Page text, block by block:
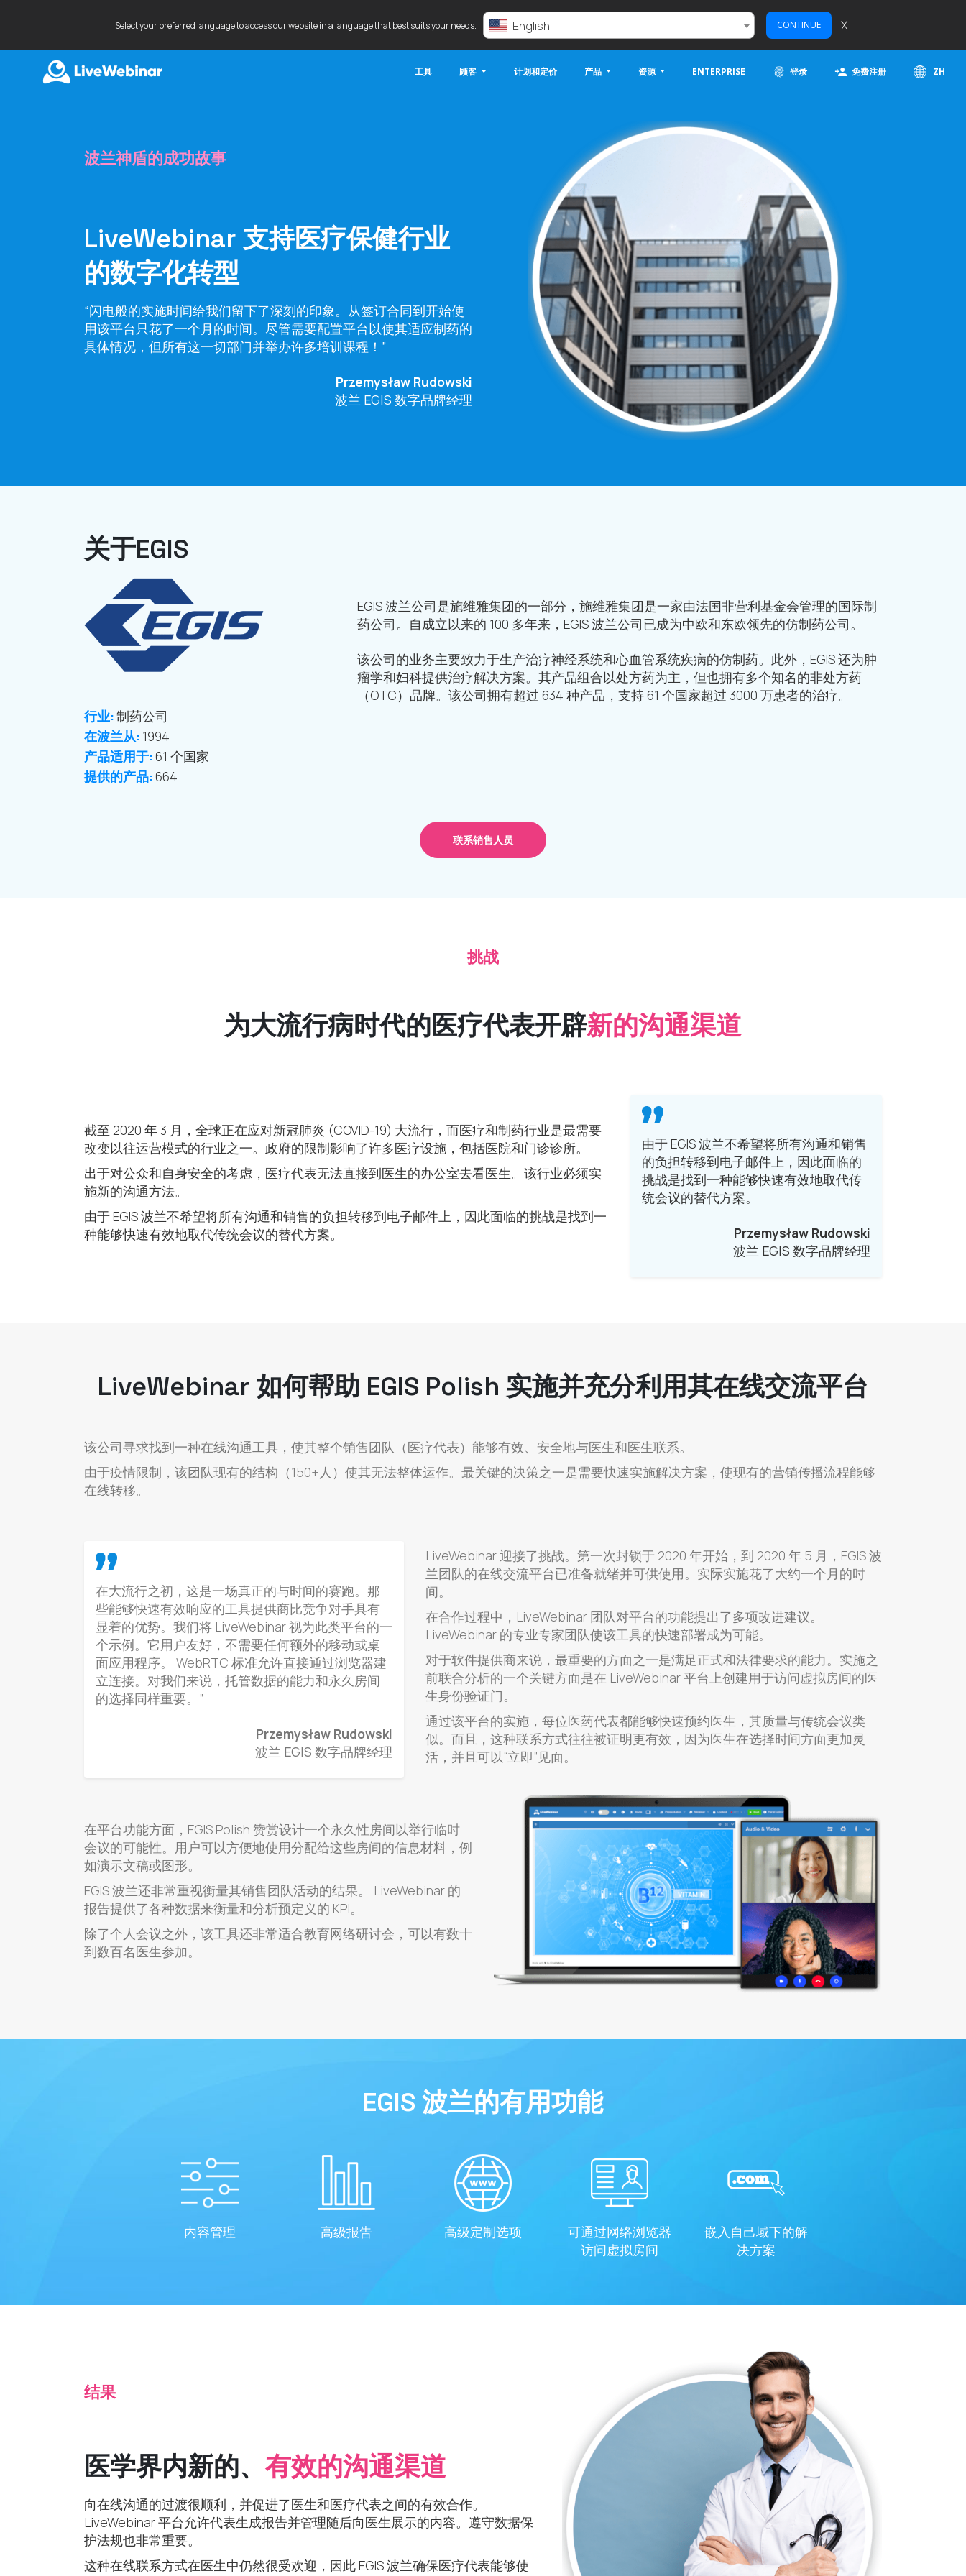
Select your preferred language to access our website in a language that best suits your needs. English CONTINUE X
工具 顾客 计划和定价 产品 资源 ENTERPRISE 登录 免费注册 ZH
波兰神盾的成功故事
LiveWebinar 支持医疗保健行业
的数字化转型
“闪电般的实施时间给我们留下了深刻的印象。从签订合同到开始使
用该平台只花了一个月的时间。尽管需要配置平台以使其适应制药的
具体情况，但所有这一切部门并举办许多培训课程！”
Przemysław Rudowski
波兰 EGIS 数字品牌经理
关于EGIS
行业:制药公司
在波兰从: 1994
产品适用于:61 个国家
提供的产品:664
EGIS 波兰公司是施维雅集团的一部分，施维雅集团是一家由法国非营利基金会管理的国际制
药公司。自成立以来的 100 多年来，EGIS 波兰公司已成为中欧和东欧领先的仿制药公司。
该公司的业务主要致力于生产治疗神经系统和心血管系统疾病的仿制药。此外，EGIS 还为肿
瘤学和妇科提供治疗解决方案。其产品组合以处方药为主，但也拥有多个知名的非处方药
（OTC）品牌。该公司拥有超过 634 种产品，支持 61 个国家超过 3000 万患者的治疗。
联系销售人员
挑战
为大流行病时代的医疗代表开辟新的沟通渠道
截至 2020 年 3 月，全球正在应对新冠肺炎 (COVID-19) 大流行，而医疗和制药行业是最需要
改变以往运营模式的行业之一。政府的限制影响了许多医疗设施，包括医院和门诊诊所。
出于对公众和自身安全的考虑，医疗代表无法直接到医生的办公室去看医生。该行业必须实
施新的沟通方法。
由于 EGIS 波兰不希望将所有沟通和销售的负担转移到电子邮件上，因此面临的挑战是找到一
种能够快速有效地取代传统会议的替代方案。
由于 EGIS 波兰不希望将所有沟通和销售
的负担转移到电子邮件上，因此面临的
挑战是找到一种能够快速有效地取代传
统会议的替代方案。
Przemysław Rudowski
波兰 EGIS 数字品牌经理
LiveWebinar 如何帮助 EGIS Polish 实施并充分利用其在线交流平台
该公司寻求找到一种在线沟通工具，使其整个销售团队（医疗代表）能够有效、安全地与医生和医生联系。
由于疫情限制，该团队现有的结构（150+人）使其无法整体运作。最关键的决策之一是需要快速实施解决方案，使现有的营销传播流程能够
在线转移。
在大流行之初，这是一场真正的与时间的赛跑。那
些能够快速有效响应的工具提供商比竞争对手具有
显着的优势。我们将 LiveWebinar 视为此类平台的一
个示例。它用户友好，不需要任何额外的移动或桌
面应用程序。 WebRTC 标准允许直接通过浏览器建
立连接。对我们来说，托管数据的能力和永久房间
的选择同样重要。”
Przemysław Rudowski
波兰 EGIS 数字品牌经理
LiveWebinar 迎接了挑战。第一次封锁于 2020 年开始，到 2020 年 5 月，EGIS 波
兰团队的在线交流平台已准备就绪并可供使用。实际实施花了大约一个月的时
间。
在合作过程中，LiveWebinar 团队对平台的功能提出了多项改进建议。
LiveWebinar 的专业专家团队使该工具的快速部署成为可能。
对于软件提供商来说，最重要的方面之一是满足正式和法律要求的能力。实施之
前联合分析的一个关键方面是在 LiveWebinar 平台上创建用于访问虚拟房间的医
生身份验证门。
通过该平台的实施，每位医药代表都能够快速预约医生，其质量与传统会议类
似。而且，这种联系方式往往被证明更有效，因为医生在选择时间方面更加灵
活，并且可以“立即”见面。
在平台功能方面，EGIS Polish 赞赏设计一个永久性房间以举行临时
会议的可能性。用户可以方便地使用分配给这些房间的信息材料，例
如演示文稿或图形。
EGIS 波兰还非常重视衡量其销售团队活动的结果。 LiveWebinar 的
报告提供了各种数据来衡量和分析预定义的 KPI。
除了个人会议之外，该工具还非常适合教育网络研讨会，可以有数十
到数百名医生参加。
EGIS 波兰的有用功能
内容管理 高级报告 高级定制选项
可通过网络浏览器
访问虚拟房间
嵌入自己域下的解
决方案
结果
医学界内新的、 有效的沟通渠道
向在线沟通的过渡很顺利，并促进了医生和医疗代表之间的有效合作。
LiveWebinar 平台允许代表生成报告并管理随后向医生展示的内容。遵守数据保
护法规也非常重要。
这种在线联系方式在医生中仍然很受欢迎，因此 EGIS 波兰确保医疗代表能够使